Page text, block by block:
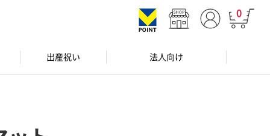
0
出産祝い 法人向け